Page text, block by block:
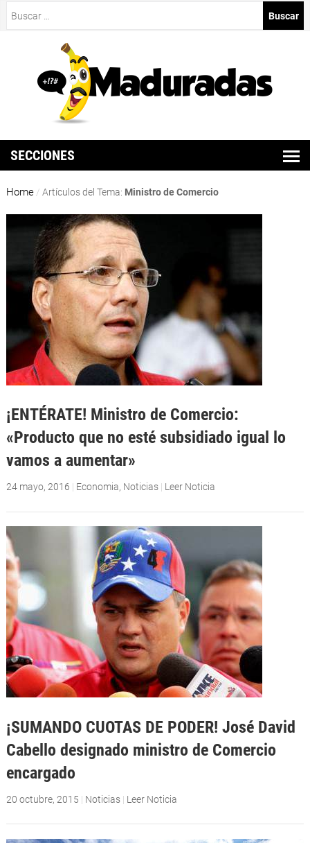
SECCIONES
Home / Artículos del Tema: Ministro de Comercio
¡ENTÉRATE! Ministro de Comercio:
«Producto que no esté subsidiado igual lo
vamos a aumentar»
24 mayo, 2016 | Economia, Noticias | Leer Noticia
¡SUMANDO CUOTAS DE PODER! José David
Cabello designado ministro de Comercio
encargado
20 octubre, 2015 | Noticias | Leer Noticia